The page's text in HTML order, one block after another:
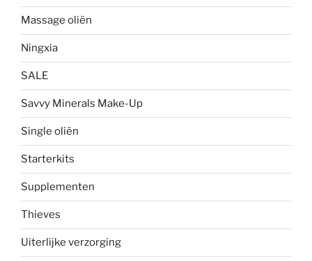
Massage oliën
Ningxia
SALE
Savvy Minerals Make-Up
Single oliën
Starterkits
Supplementen
Thieves
Uiterlijke verzorging